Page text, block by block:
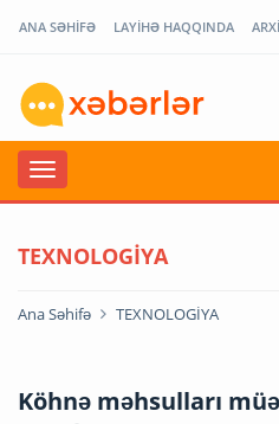
ANA SƏHİFƏ LAYİHƏ HAQQINDA
TEXNOLOGİYA
Ana Səhifə TEXNOLOGİYA
Köhnə məhsulları